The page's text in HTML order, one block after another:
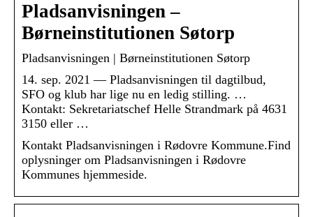
Pladsanvisningen –
Børneinstitutionen Søtorp
Pladsanvisningen | Børneinstitutionen Søtorp
14. sep. 2021 — Pladsanvisningen til dagtilbud,
SFO og klub har lige nu en ledig stilling. …
Kontakt: Sekretariatschef Helle Strandmark på 4631
3150 eller …
Kontakt Pladsanvisningen i Rødovre Kommune.Find
oplysninger om Pladsanvisningen i Rødovre
Kommunes hjemmeside.